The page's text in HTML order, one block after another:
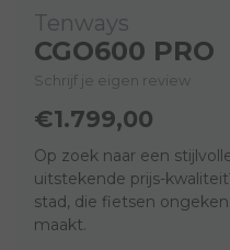
Tenways
CGO600 PRO
Schrijf je eigen review
€1.799,00
Op zoek naar een
uitstekende prijs-
stad, die fietsen
maakt.